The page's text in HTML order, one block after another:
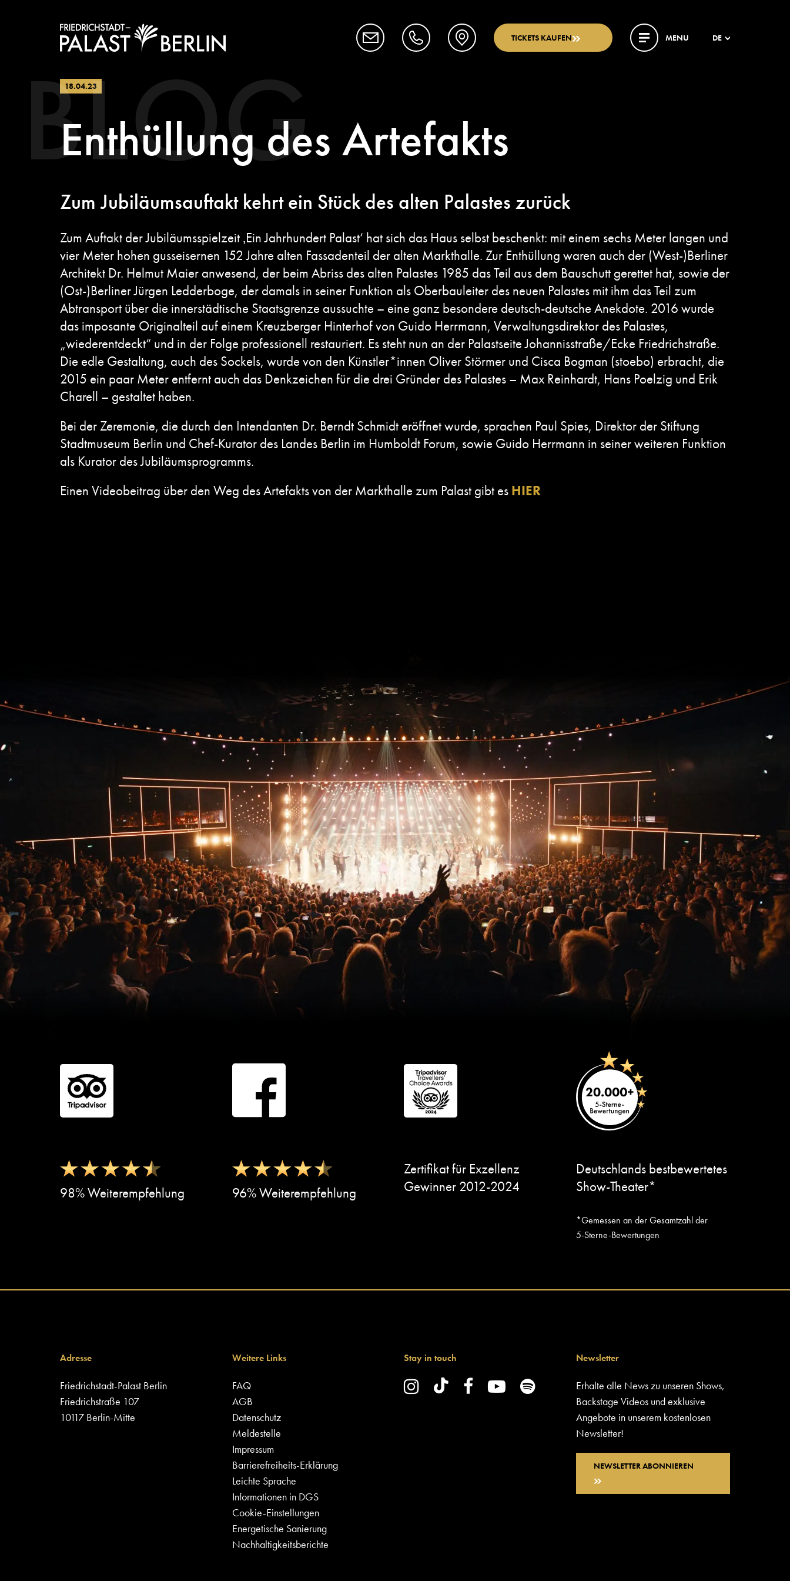
TICKETS KAUFEN MENU DE
BLOG
18.04.23
Enthüllung des Artefakts
Zum Jubiläumsauftakt kehrt ein Stück des alten Palastes zurück
Zum Auftakt der Jubiläumsspielzeit ‚Ein Jahrhundert Palast‘ hat sich das Haus selbst beschenkt: mit einem sechs Meter langen und
vier Meter hohen gusseisernen 152 Jahre alten Fassadenteil der alten Markthalle. Zur Enthüllung waren auch der (West-)Berliner
Architekt Dr. Helmut Maier anwesend, der beim Abriss des alten Palastes 1985 das Teil aus dem Bauschutt gerettet hat, sowie der
(Ost-)Berliner Jürgen Ledderboge, der damals in seiner Funktion als Oberbauleiter des neuen Palastes mit ihm das Teil zum
Abtransport über die innerstädtische Staatsgrenze aussuchte – eine ganz besondere deutsch-deutsche Anekdote. 2016 wurde
das imposante Originalteil auf einem Kreuzberger Hinterhof von Guido Herrmann, Verwaltungsdirektor des Palastes,
„wiederentdeckt“ und in der Folge professionell restauriert. Es steht nun an der Palastseite Johannisstraße/Ecke Friedrichstraße.
Die edle Gestaltung, auch des Sockels, wurde von den Künstler*innen Oliver Störmer und Cisca Bogman (stoebo) erbracht, die
2015 ein paar Meter entfernt auch das Denkzeichen für die drei Gründer des Palastes – Max Reinhardt, Hans Poelzig und Erik
Charell – gestaltet haben.
Bei der Zeremonie, die durch den Intendanten Dr. Berndt Schmidt eröffnet wurde, sprachen Paul Spies, Direktor der Stiftung
Stadtmuseum Berlin und Chef-Kurator des Landes Berlin im Humboldt Forum, sowie Guido Herrmann in seiner weiteren Funktion
als Kurator des Jubiläumsprogramms.
Einen Videobeitrag über den Weg des Artefakts von der Markthalle zum Palast gibt es HIER
98% Weiterempfehlung 96% Weiterempfehlung
Zertifikat für Exzellenz
Gewinner 2012-2024
Deutschlands bestbewertetes
Show-Theater*
*Gemessen an der Gesamtzahl der
5-Sterne-Bewertungen
Adresse
Friedrichstadt-Palast Berlin
Friedrichstraße 107
10117 Berlin-Mitte
Weitere Links
FAQ
AGB
Datenschutz
Meldestelle
Impressum
Barrierefreiheits-Erklärung
Leichte Sprache
Informationen in DGS
Cookie-Einstellungen
Energetische Sanierung
Nachhaltigkeitsberichte
Stay in touch Newsletter
Erhalte alle News zu unseren Shows,
Backstage Videos und exklusive
Angebote in unserem kostenlosen
Newsletter!
NEWSLETTER ABONNIEREN